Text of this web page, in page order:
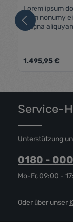
Lorem ipsum
diam nonumy
magna
sed diam
Regulärer Preis:
1.495,95 €
Produkt
Service-
Unterstützung
0180 -
Mo-Fr, 09:00 -
Oder über unser